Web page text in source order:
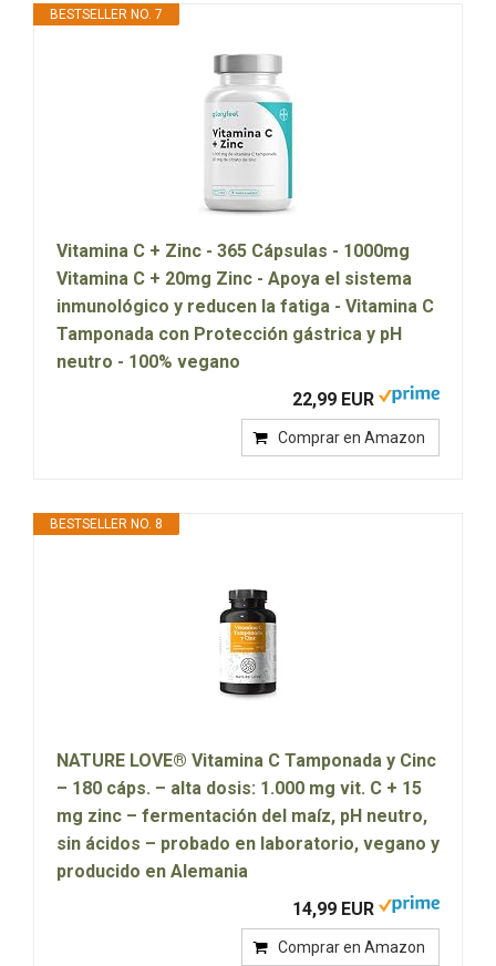
BESTSELLER NO. 7
Vitamina C + Zinc - 365 Cápsulas - 1000mg
Vitamina C + 20mg Zinc - Apoya el sistema
inmunológico y reducen la fatiga - Vitamina C
Tamponada con Protección gástrica y pH
neutro - 100% vegano
22,99 EUR
Comprar en Amazon
BESTSELLER NO. 8
NATURE LOVE® Vitamina C Tamponada y Cinc
– 180 cáps. – alta dosis: 1.000 mg vit. C + 15
mg zinc – fermentación del maíz, pH neutro,
sin ácidos – probado en laboratorio, vegano y
producido en Alemania
14,99 EUR
Comprar en Amazon